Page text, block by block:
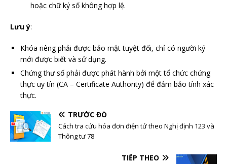
hoặc chữ ký số không hợp lệ.
Lưu ý:
Khóa riêng phải được bảo mật tuyệt đối, chỉ có người ký
mới được biết và sử dụng.
Chứng thư số phải được phát hành bởi một tổ chức chứng
thực uy tín (CA – Certificate Authority) để đảm bảo tính xác
thực.
TRƯỚC ĐÓ
Cách tra cứu hóa đơn điện tử theo Nghị định 123 và
Thông tư 78
TIẾP THEO